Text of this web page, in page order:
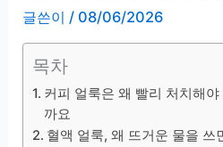
글쓴이 / 08/06/2026
목차
커피 얼룩은 왜 빨리 처치해
까요
혈액 얼룩, 왜 뜨거운 물을 쓰